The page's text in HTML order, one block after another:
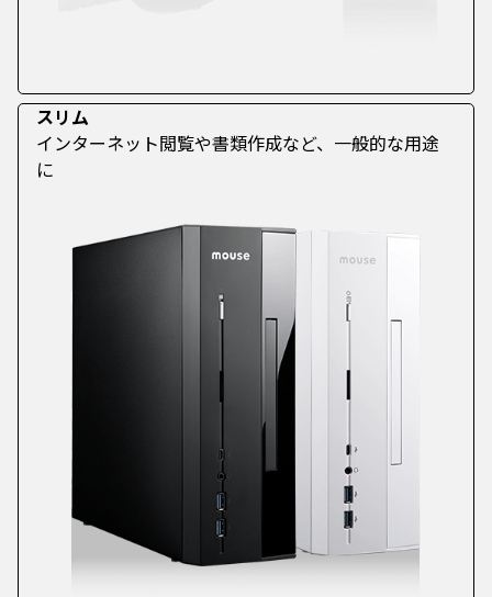
スリム
インターネット閲覧や書類作成など、一般的な用途
に